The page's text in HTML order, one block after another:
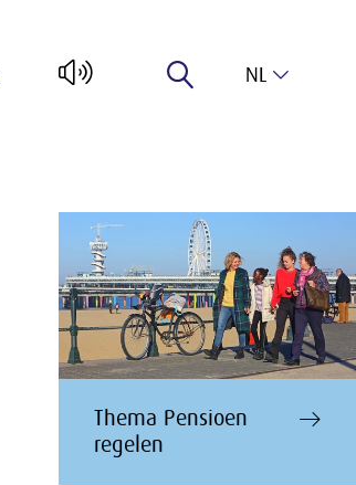
NL
Thema Pensioen
regelen